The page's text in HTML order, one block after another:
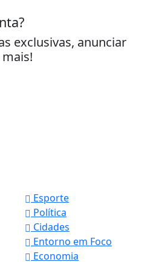
exclusivas, anunciar
Esporte
Política
Cidades
Entorno em Foco
Economia